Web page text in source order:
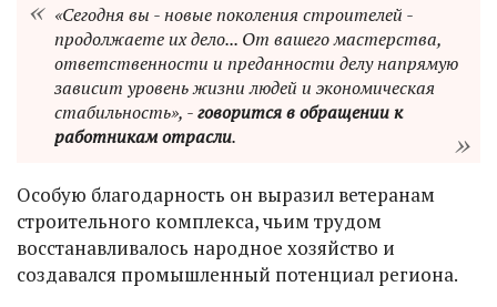
«Сегодня вы - новые поколения строителей -
продолжаете их дело... От вашего мастерства,
ответственности и преданности делу напрямую
зависит уровень жизни людей и экономическая
стабильность», -говорится в обращении к
работникам отрасли.
Особую благодарность он выразил ветеранам
строительного комплекса, чьим трудом
восстанавливалось народное хозяйство и
создавался промышленный потенциал региона.